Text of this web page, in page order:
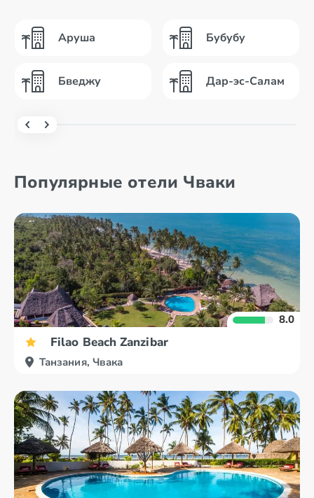
Аруша
Бведжу
Бубубу
Дар-эс-Салам
Популярные отели Чваки
8.0
Filao Beach Zanzibar
Танзания, Чвака